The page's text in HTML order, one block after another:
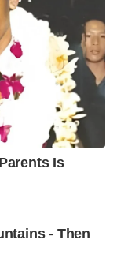
Is
- Then